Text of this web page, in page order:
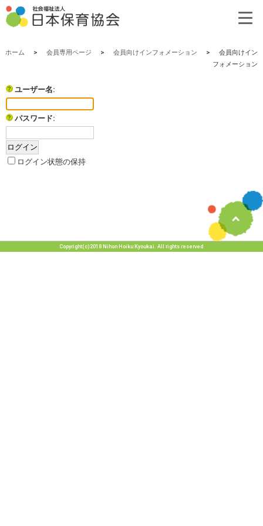
ホーム > 会員専用ページ > 会員向けインフォメーション >
会員向けイン
フォメーション
ユーザー名:
パスワード:
ログイン状態の保持
Copyright(c)2018 Nihon Hoiku Kyoukai. All rights reserved